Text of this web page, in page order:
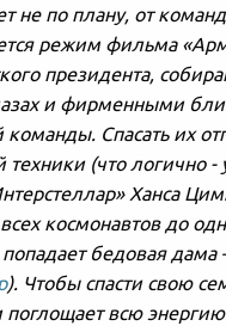
не по плану, от
режим фильма
президента,
и фирменными
Спасать их
(что логично -
Ханса
космонавтов до
бедовая
). Чтобы спасти свою
поглощает всю